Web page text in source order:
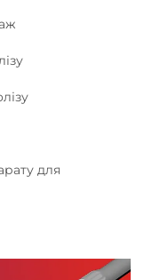
для